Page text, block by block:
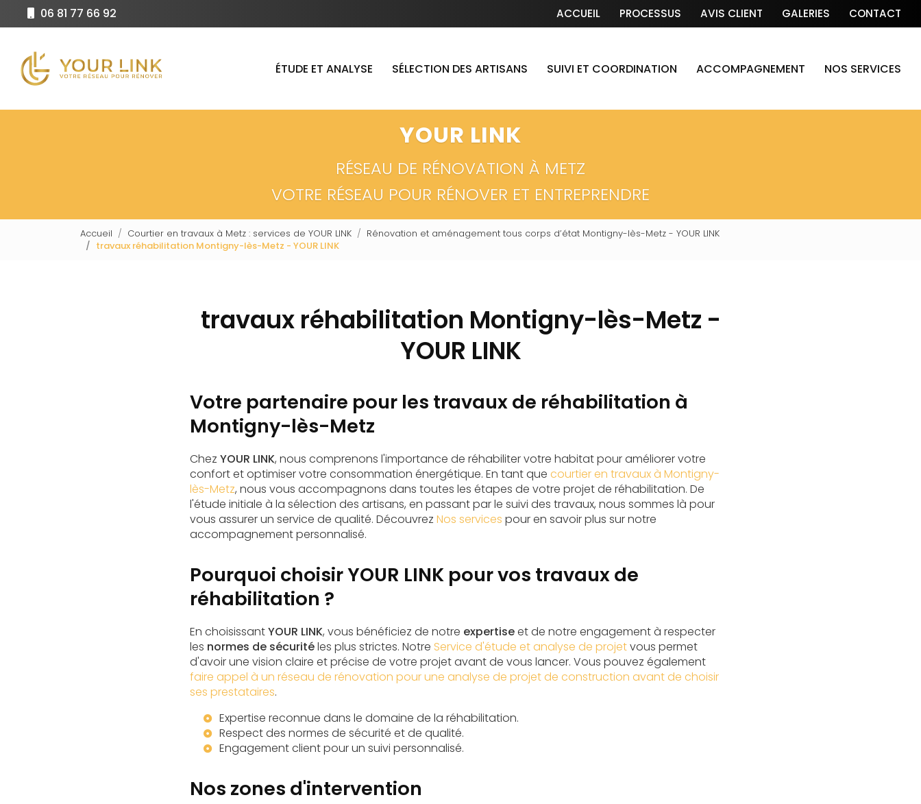
principal
06 81 77 66 92 Navigation secondaire
ACCUEIL PROCESSUS AVIS CLIENT GALERIES CONTACT
ÉTUDE ET ANALYSE SÉLECTION DES ARTISANS SUIVI ET COORDINATION ACCOMPAGNEMENT NOS SERVICES
YOUR LINK
RÉSEAU DE RÉNOVATION À METZ
VOTRE RÉSEAU POUR RÉNOVER ET ENTREPRENDRE
Accueil Courtier en travaux à Metz : services de YOUR LINK
Rénovation et aménagement tous corps d’état Montigny-lès-Metz - YOUR LINK
travaux réhabilitation Montigny-lès-Metz - YOUR LINK
travaux réhabilitation Montigny-lès-Metz -
YOUR LINK
Votre partenaire pour les travaux de réhabilitation à
Montigny-lès-Metz
Chez YOUR LINK, nous comprenons l'importance de réhabiliter votre habitat pour améliorer votre
confort et optimiser votre consommation énergétique. En tant que courtier en travaux à Montigny-
lès-Metz, nous vous accompagnons dans toutes les étapes de votre projet de réhabilitation. De
l'étude initiale à la sélection des artisans, en passant par le suivi des travaux, nous sommes là pour
vous assurer un service de qualité. Découvrez Nos services pour en savoir plus sur notre
accompagnement personnalisé.
Pourquoi choisir YOUR LINK pour vos travaux de
réhabilitation ?
En choisissantYOUR LINK, vous bénéficiez de notre expertiseet de notre engagement à respecter
les normes de sécuritéles plus strictes. Notre Service d'étude et analyse de projetvous permet
d'avoir une vision claire et précise de votre projet avant de vous lancer. Vous pouvez également
faire appel à un réseau de rénovation pour une analyse de projet de construction avant de choisir
ses prestataires.
Expertise reconnue dans le domaine de la réhabilitation.
Respect des normes de sécurité et de qualité.
Engagement client pour un suivi personnalisé.
Nos zones d'intervention